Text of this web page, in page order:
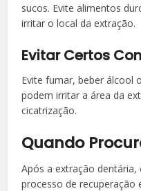
sucos. Evite alimentos
irritar o local da extração.
Evitar Certos
Evite fumar, beber álcool
podem irritar a área da
cicatrização.
Quando
Após a extração
processo de recuperação